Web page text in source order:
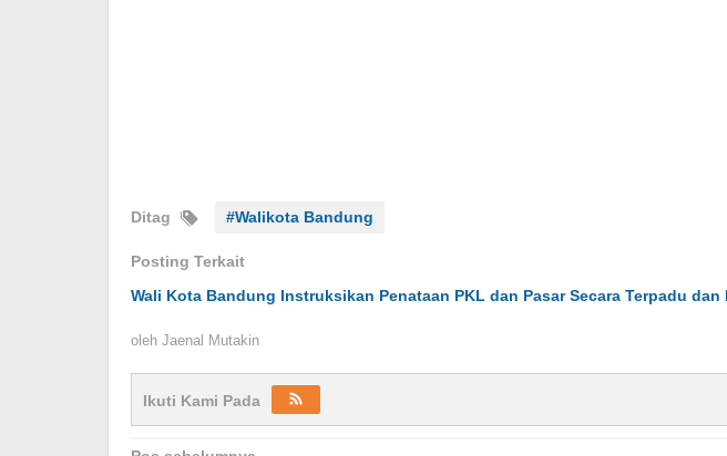
Ditag #Walikota Bandung
Posting Terkait
Wali Kota Bandung Instruksikan Penataan PKL dan Pasar Secara Terpadu dan
oleh Jaenal Mutakin
Ikuti Kami Pada